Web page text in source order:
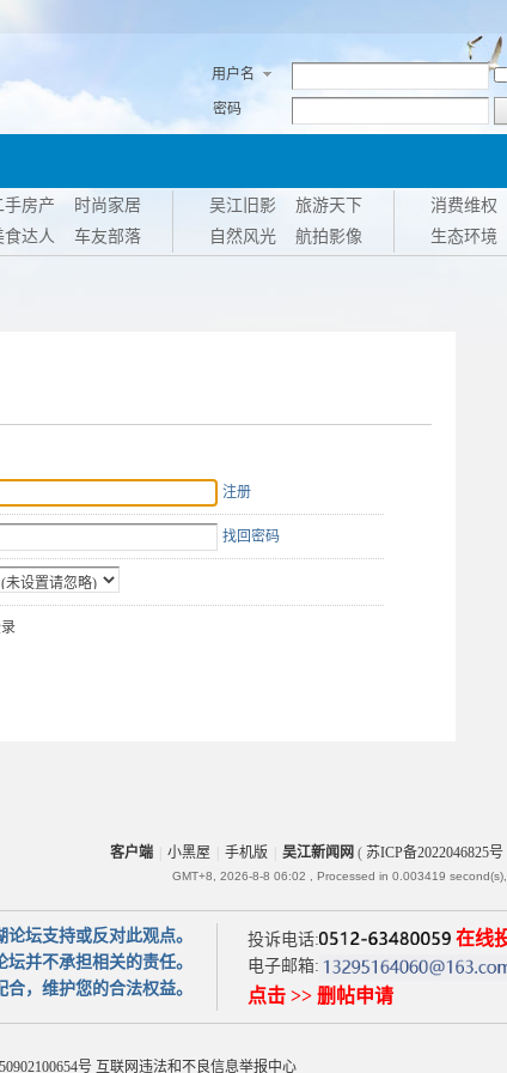
用户名
密码
手房产
时尚家居
食达人
车友部落
吴江旧影
旅游天下
自然风光
航拍影像
消费维权
生态环境
注册
找回密码
客户端 小黑屋 手机版 吴江新闻网 ( 苏ICP备2022046825
GMT+8, 2026-8-8 06:02 , Processed in 0.003419
坛支持或反对此观点。
并不承担相关的责任。
，维护您的合法权益。
投诉电话: 在线
电子邮箱:
点击 >> 删帖申请
号 互联网违法和不良信息举报中心